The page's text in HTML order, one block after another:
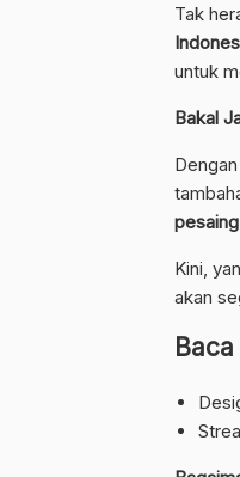
Tak
untuk
Bakal
Dengan
Kini,
akan